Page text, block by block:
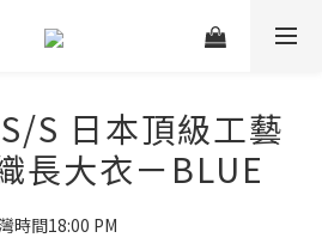
S 日本頂級工藝
長大衣ㄧBLUE
時間18:00 PM